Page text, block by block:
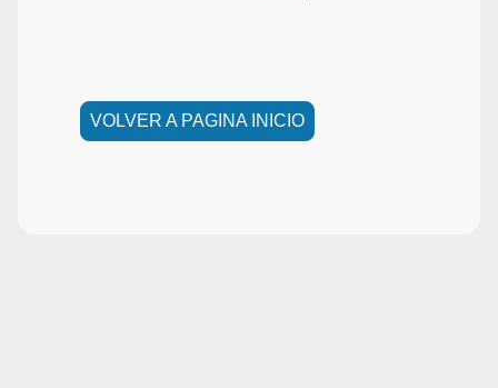
VOLVER A PAGINA INICIO